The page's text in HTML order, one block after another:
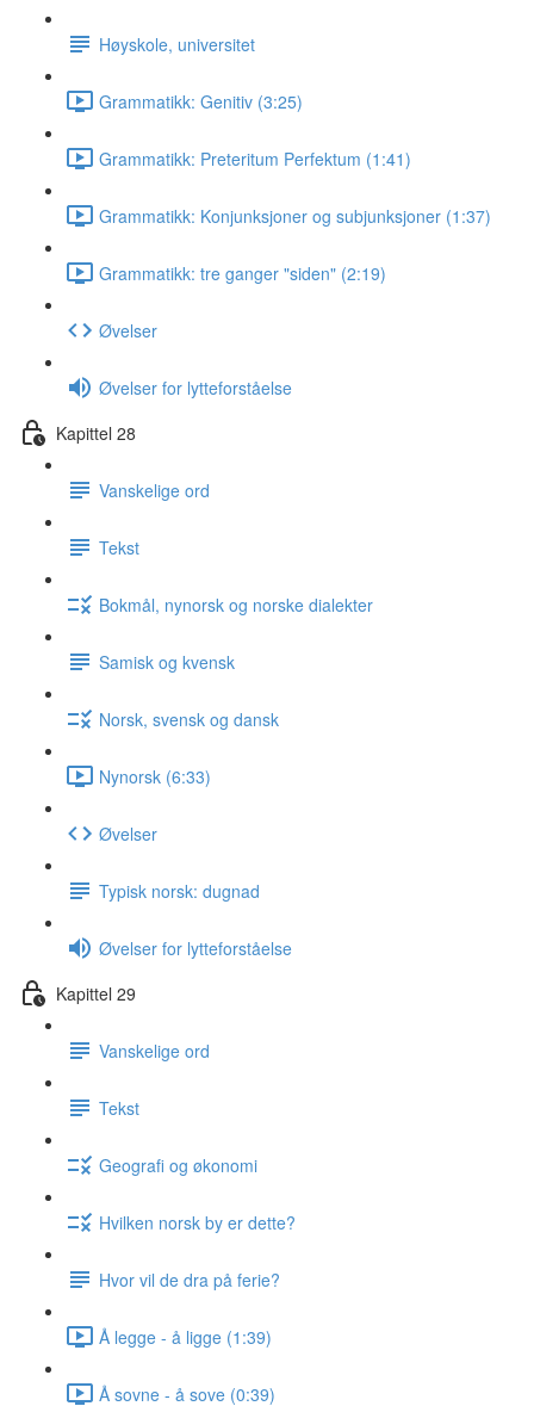
Høyskole, universitet
Grammatikk: Genitiv (3:25)
Grammatikk: Preteritum Perfektum (1:41)
Grammatikk: Konjunksjoner og subjunksjoner (1:37)
Grammatikk: tre ganger "siden" (2:19)
Øvelser
Øvelser for lytteforståelse
Kapittel 28
Vanskelige ord
Tekst
Bokmål, nynorsk og norske dialekter
Samisk og kvensk
Norsk, svensk og dansk
Nynorsk (6:33)
Øvelser
Typisk norsk: dugnad
Øvelser for lytteforståelse
Kapittel 29
Vanskelige ord
Tekst
Geografi og økonomi
Hvilken norsk by er dette?
Hvor vil de dra på ferie?
Å legge - å ligge (1:39)
Å sovne - å sove (0:39)